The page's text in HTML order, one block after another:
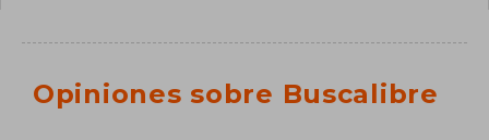
Opiniones sobre Buscalibre